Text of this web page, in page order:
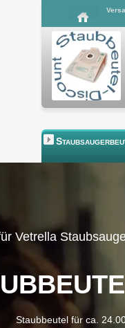
Vetrella
Staubbeutel für ca.